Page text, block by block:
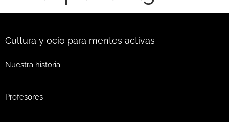
Cultura y ocio para mentes activas
Nuestra historia
Profesores